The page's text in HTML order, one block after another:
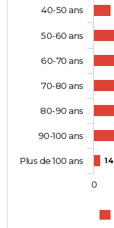
14
40-50 ans
50-60 ans
60-70 ans
70-80 ans
80-90 ans
90-100 ans
Plus de 100 ans
0